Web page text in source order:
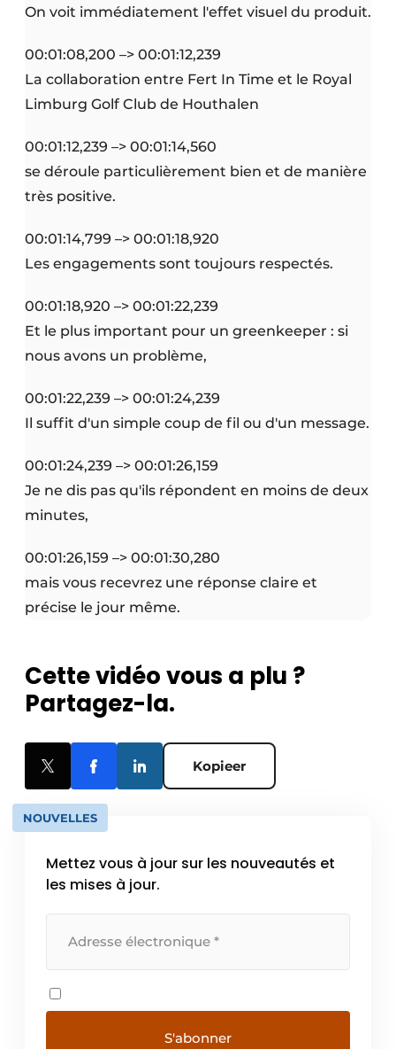
On voit immédiatement l'effet visuel du produit.
00:01:08,200 –> 00:01:12,239
La collaboration entre Fert In Time et le Royal
Limburg Golf Club de Houthalen
00:01:12,239 –> 00:01:14,560
se déroule particulièrement bien et de manière
très positive.
00:01:14,799 –> 00:01:18,920
Les engagements sont toujours respectés.
00:01:18,920 –> 00:01:22,239
Et le plus important pour un greenkeeper : si
nous avons un problème,
00:01:22,239 –> 00:01:24,239
Il suffit d'un simple coup de fil ou d'un message.
00:01:24,239 –> 00:01:26,159
Je ne dis pas qu'ils répondent en moins de deux
minutes,
00:01:26,159 –> 00:01:30,280
mais vous recevrez une réponse claire et
précise le jour même.
Cette vidéo vous a plu ?
Partagez-la.
Kopieer
NOUVELLES
Mettez vous à jour sur les nouveautés et
les mises à jour.